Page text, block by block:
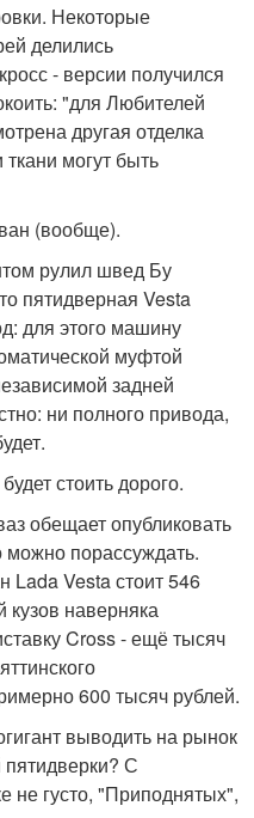
Некоторые
делились
- версии получился
"для Любителей
другая отделка
ткани могут быть
(вообще).
рулил швед Бу
пятидверная Vesta
для этого машину
муфтой
задней
ни полного привода,
стоить дорого.
обещает опубликовать
можно порассуждать.
Vesta стоит 546
наверняка
Cross - ещё тысяч
600 тысяч рублей.
выводить на рынок
С
густо, "Приподнятых",